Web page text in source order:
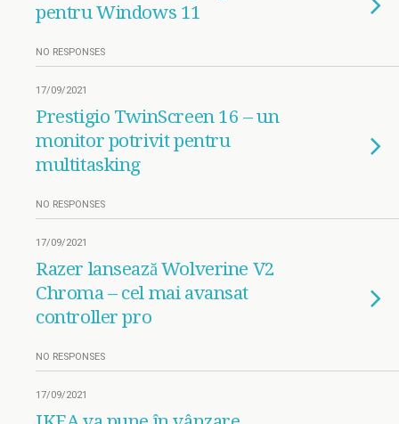
pentru Windows 11
NO RESPONSES
17/09/2021
Prestigio TwinScreen 16 – un
monitor potrivit pentru
multitasking
NO RESPONSES
17/09/2021
Razer lansează Wolverine V2
Chroma – cel mai avansat
controller pro
NO RESPONSES
17/09/2021